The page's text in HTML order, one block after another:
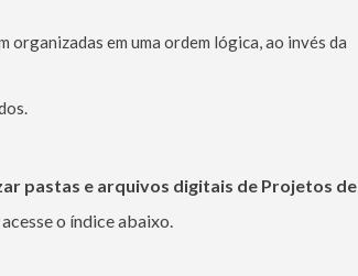
organizadas em uma ordem lógica, ao invés da
pastas e arquivos digitais de Projetos de
o índice abaixo.